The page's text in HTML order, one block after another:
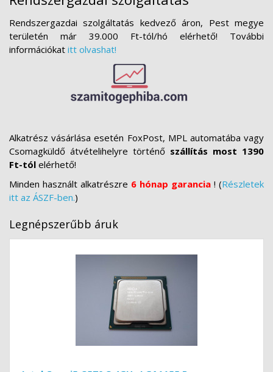
Rendszergazdai szolgáltatás kedvező áron, Pest megye
területén már 39.000 Ft-tól/hó elérhető! További
információkat itt olvashat!
Alkatrész vásárlása esetén FoxPost, MPL automatába vagy
Csomagküldő átvételihelyre történő szállítás most 1390
Ft-tól elérhető!
Minden használt alkatrészre 6 hónap garancia ! (Részletek
itt az ÁSZF-ben.)
Legnépszerűbb áruk